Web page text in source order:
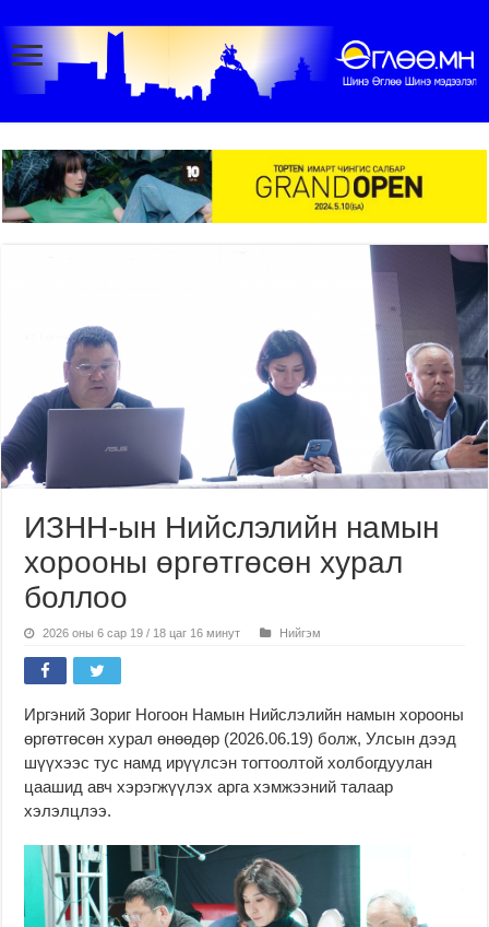
ИЗНН-ын Нийслэлийн намын
хорооны өргөтгөсөн хурал
боллоо
2026 оны 6 сар 19 / 18 цаг 16 минут Нийгэм
Иргэний Зориг Ногоон Намын Нийслэлийн намын хорооны
өргөтгөсөн хурал өнөөдөр (2026.06.19) болж, Улсын дээд
шүүхээс тус намд ирүүлсэн тогтоолтой холбогдуулан
цаашид авч хэрэгжүүлэх арга хэмжээний талаар
хэлэлцлээ.